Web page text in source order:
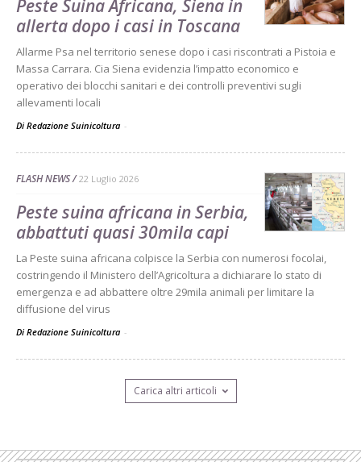
Peste Suina Africana, Siena in
allerta dopo i casi in Toscana
Allarme Psa nel territorio senese dopo i casi riscontrati a Pistoia e
Massa Carrara. Cia Siena evidenzia l’impatto economico e
operativo dei blocchi sanitari e dei controlli preventivi sugli
allevamenti locali
Di Redazione Suinicoltura -
FLASH NEWS 22 Luglio 2026
Peste suina africana in Serbia,
abbattuti quasi 30mila capi
La Peste suina africana colpisce la Serbia con numerosi focolai,
costringendo il Ministero dell’Agricoltura a dichiarare lo stato di
emergenza e ad abbattere oltre 29mila animali per limitare la
diffusione del virus
Di Redazione Suinicoltura -
Carica altri articoli